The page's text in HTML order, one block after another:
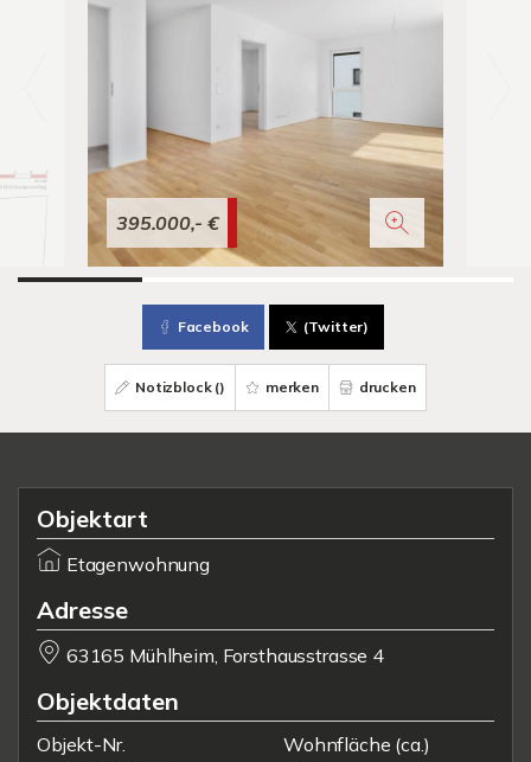
395.000,- €
Facebook (Twitter)
Notizblock () merken drucken
Objektart
Etagenwohnung
Adresse
63165 Mühlheim, Forsthausstrasse 4
Objektdaten
Objekt-Nr.
Wohnfläche (ca.)